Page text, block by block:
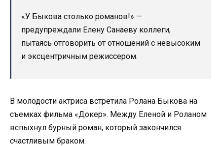
«У Быкова столько романов!» —
предупреждали Елену Санаеву коллеги,
пытаясь отговорить от отношений с невысоким
и эксцентричным режиссером.
В молодости актриса встретила Ролана Быкова на
съемках фильма «Докер». Между Еленой и Роланом
вспыхнул бурный роман, который закончился
счастливым браком.